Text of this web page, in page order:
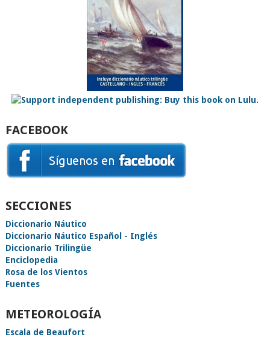
FACEBOOK
SECCIONES
Diccionario Náutico
Diccionario Náutico Español - Inglés
Diccionario Trilingüe
Enciclopedia
Rosa de los Vientos
Fuentes
METEOROLOGÍA
Escala de Beaufort